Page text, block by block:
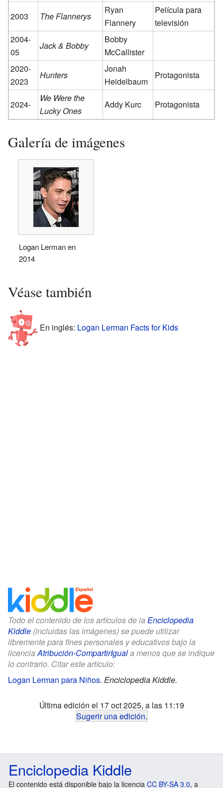
2003
The Flannerys
Ryan
Flannery
Película para
televisión
2004-
05
Jack & Bobby
Bobby
McCallister
2020-
2023
Hunters
Jonah
Heidelbaum
Protagonista
2024-
We Were the
Lucky Ones
Addy Kurc Protagonista
Galería de imágenes
Logan Lerman en
2014
Véase también
En inglés: Logan Lerman Facts for Kids
Todo el contenido de los artículos de la Enciclopedia
Kiddle (incluidas las imágenes) se puede utilizar
libremente para fines personales y educativos bajo la
licenciaAtribución-CompartirIguala menos que se indique
lo contrario. Citar este artículo:
Logan Lerman para Niños. Enciclopedia Kiddle.
Última edición el 17 oct 2025, a las 11:19
Sugerir una edición.
Enciclopedia Kiddle
El contenido está disponible bajo la licencia CC BY-SA 3.0, a